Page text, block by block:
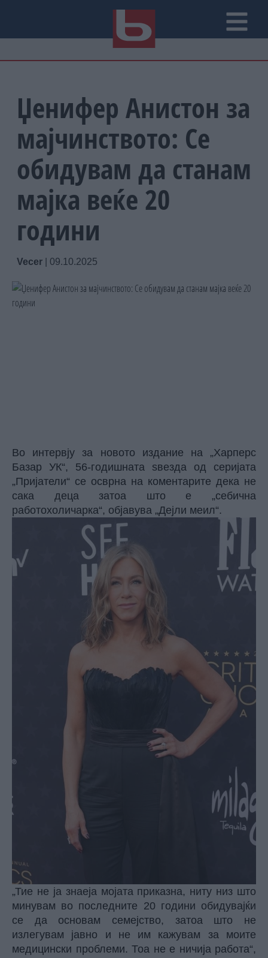
Џенифер Анистон за
мајчинството: Се
обидувам да станам
мајка веќе 20
години
Vecer 09.10.2025
Во интервју за новото издание на „Харперс
Базар УК“, 56-годишната ѕвезда од серијата
„Пријатели“ се осврна на коментарите дека не
сака деца затоа што е „себична
работохоличарка“, објавува „Дејли меил“.
„Тие не ја знаеја мојата приказна, ниту низ што
минувам во последните 20 години обидувајќи
се да основам семејство, затоа што не
излегувам јавно и не им кажувам за моите
медицински проблеми. Тоа не е ничија работа“,